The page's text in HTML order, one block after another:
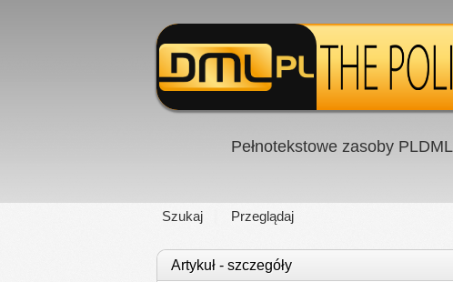
Pełnotekstowe zasoby
Szukaj Przeglądaj
Artykuł - szczegóły